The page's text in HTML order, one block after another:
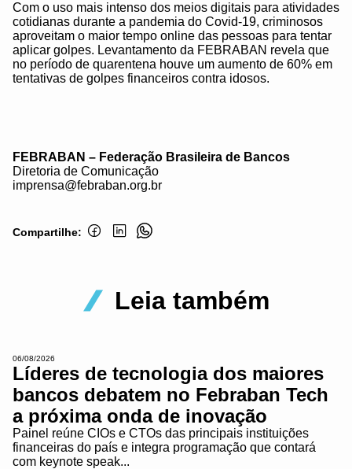
Com o uso mais intenso dos meios digitais para atividades
cotidianas durante a pandemia do Covid-19, criminosos
aproveitam o maior tempo online das pessoas para tentar
aplicar golpes. Levantamento da FEBRABAN revela que
no período de quarentena houve um aumento de 60% em
tentativas de golpes financeiros contra idosos.
FEBRABAN – Federação Brasileira de Bancos
Diretoria de Comunicação
imprensa@febraban.org.br
Compartilhe:
Leia também
06/08/2026
Líderes de tecnologia dos maiores
bancos debatem no Febraban Tech
a próxima onda de inovação
Painel reúne CIOs e CTOs das principais instituições
financeiras do país e integra programação que contará
com keynote speak...